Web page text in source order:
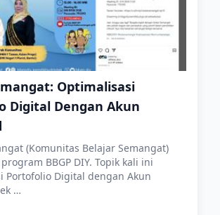
Optimalisasi
Digital Dengan Akun
(Komunitas Belajar Semangat)
BBGP DIY. Topik kali ini
Portofolio Digital dengan Akun
…